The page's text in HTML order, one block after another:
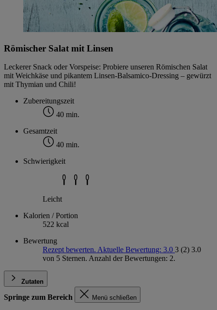
Römischer Salat mit Linsen
Leckerer Snack oder Vorspeise: Probiere unseren Römischen Salat
mit Weichkäse und pikantem Linsen-Balsamico-Dressing – gewürzt
mit Thymian und Chili!
Zubereitungszeit
40 min.
Gesamtzeit
40 min.
Schwierigkeit
Leicht
Kalorien / Portion
522 kcal
Bewertung
Rezept bewerten. Aktuelle Bewertung: 3.0 3 (2) 3.0
von 5 Sternen. Anzahl der Bewertungen: 2.
Zutaten
Springe zum Bereich Menü schließen